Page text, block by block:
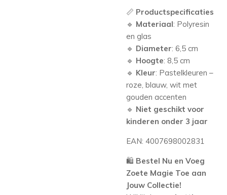
📏 Productspecificaties
🔹 Materiaal: Polyresin
en glas
🔹 Diameter: 6,5 cm
🔹 Hoogte: 8,5 cm
🔹 Kleur: Pastelkleuren –
roze, blauw, wit met
gouden accenten
🔹 Niet geschikt voor
kinderen onder 3 jaar
EAN: 4007698002831
🛍️ Bestel Nu en Voeg
Zoete Magie Toe aan
Jouw Collectie!